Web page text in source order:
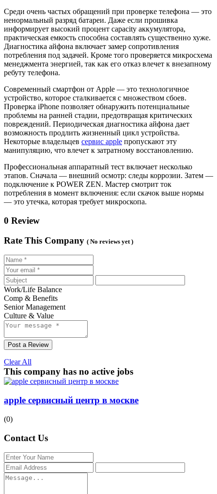
Среди очень частых обращений при проверке телефона — это
ненормальный разряд батареи. Даже если прошивка
информирует высокий процент capacity аккумулятора,
практическая емкость способна составлять существенно хуже.
Диагностика айфона включает замер сопротивления
потребления под задачей. Кроме того проверяется микросхема
менеджмента энергией, так как его отказ влечет к внезапному
ребуту телефона.
Современный смартфон от Apple — это технологичное
устройство, которое сталкивается с множеством сбоев.
Проверка iPhone позволяет обнаружить потенциальные
проблемы на ранней стадии, предотвращая критических
повреждений. Периодическая диагностика айфона дает
возможность продлить жизненный цикл устройства.
Некоторые владельцев сервис apple пропускают эту
манипуляцию, что влечет к затратному восстановлению.
Профессиональная аппаратный тест включает несколько
этапов. Сначала — внешний осмотр: следы коррозии. Затем —
подключение к POWER ZEN. Мастер смотрит ток
потребления в момент включения: если скачок выше нормы
— это утечка, которая требует микроскопа.
0 Review
Rate This Company ( No reviews yet )
Work/Life Balance
Comp & Benefits
Senior Management
Culture & Value
Post a Review
Clear All
This company has no active jobs
apple сервисный центр в москве
(0)
Contact Us